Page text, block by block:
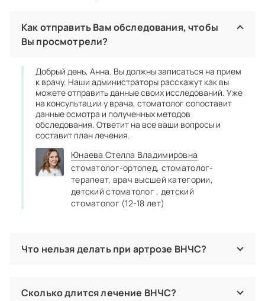
Как отправить Вам обследования, чтобы
Вы просмотрели?
Добрый день, Анна. Вы должны записаться на прием
к врачу. Наши администраторы расскажут как вы
можете отправить данные своих исследований. Уже
на консультации у врача, стоматолог сопоставит
данные осмотра и полученных методов
обследования. Ответит на все ваши вопросы и
составит план лечения.
Юнаева Стелла Владимировна
стоматолог‑ортопед, стоматолог-
терапевт, врач высшей категории,
детский стоматолог , детский
стоматолог (12-18 лет)
Что нельзя делать при артрозе ВНЧС?
чтобы дополнительно не травмировать ВНЧС. Если
Сколько длится лечение ВНЧС?